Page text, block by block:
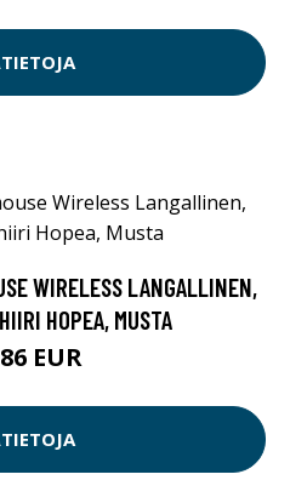
WIRELESS LANGALLINEN,
HOPEA, MUSTA
EUR